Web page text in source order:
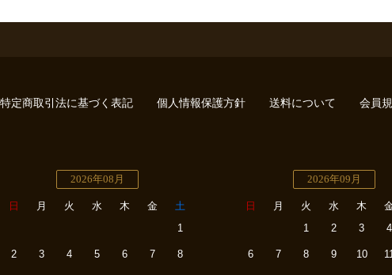
特定商取引法に基づく表記 個人情報保護方針 送料について 会員
2026年08月
日 月 火 水 木 金
土
1
2 3 4 5 6 7 8
2026年09月
日 月 火 水 木
1
2 3 4
6 7 8 9 10 11